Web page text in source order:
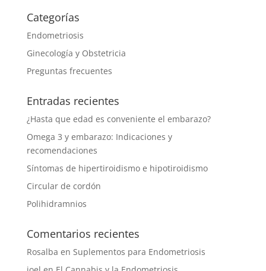
Categorías
Endometriosis
Ginecología y Obstetricia
Preguntas frecuentes
Entradas recientes
¿Hasta que edad es conveniente el embarazo?
Omega 3 y embarazo: Indicaciones y
recomendaciones
Síntomas de hipertiroidismo e hipotiroidismo
Circular de cordón
Polihidramnios
Comentarios recientes
Rosalba en Suplementos para Endometriosis